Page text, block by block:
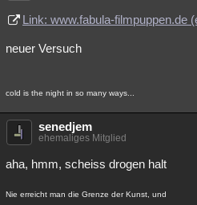
Link: www.fabula-filmpuppen.de
neuer Versuch
cold is the night in so many ways...
senedjem
ehemaliges Mitglied
aha, hmm, scheiss drogen halt
Nie erreicht man die Grenze der Kunst, und